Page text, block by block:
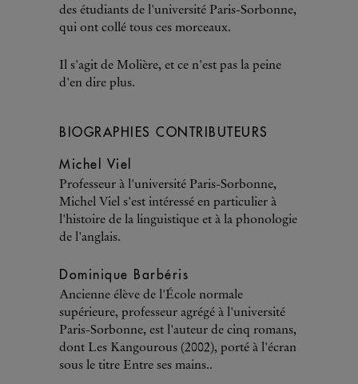
des étudiants de l'université Paris-Sorbonne,
qui ont collé tous ces morceaux.
Il s'agit de Molière, et ce n'est pas la peine
d'en dire plus.
BIOGRAPHIES CONTRIBUTEURS
Michel Viel
Professeur à l'université Paris-Sorbonne,
Michel Viel s'est intéressé en particulier à
l'histoire de la linguistique et à la phonologie
de l'anglais.
Dominique Barbéris
Ancienne élève de l'École normale
supérieure, professeur agrégé à l'université
Paris-Sorbonne, est l'auteur de cinq romans,
dont Les Kangourous (2002), porté à l'écran
sous le titre Entre ses mains..